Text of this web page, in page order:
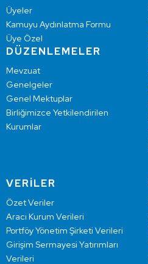
Üyeler
Kamuyu Aydınlatma Formu
Üye Özel
DÜZENLEMELER
Mevzuat
Genelgeler
Genel Mektuplar
Birliğimizce Yetkilendirilen
Kurumlar
VERİLER
Özet Veriler
Aracı Kurum Verileri
Portföy Yönetim Şirketi Verileri
Girişim Sermayesi Yatırımları
Verileri